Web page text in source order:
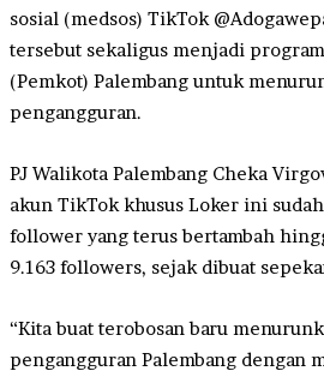
sosial (medsos) TikTok
tersebut sekaligus menjadi
(Pemkot) Palembang untuk
pengangguran.
PJ Walikota Palembang Cheka
akun TikTok khusus Loker ini
follower yang terus bertambah
9.163 followers, sejak dibuat
“Kita buat terobosan baru
pengangguran Palembang dengan